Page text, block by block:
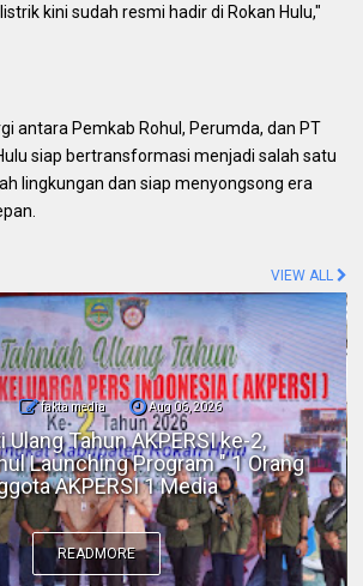
kini sudah resmi hadir di Rokan Hulu,"
antara Pemkab Rohul, Perumda, dan PT
siap bertransformasi menjadi salah satu
lingkungan dan siap menyongsong era
VIEW ALL
fakta media Aug 06, 2026
bersama Pemkab Inhil dan
Perkuat Sinergi Tangani
Kera Liar di Tembilahan
READMORE